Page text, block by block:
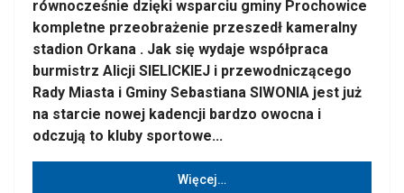
równocześnie dzięki wsparciu gminy Prochowice
kompletne przeobrażenie przeszedł kameralny
stadion Orkana . Jak się wydaje współpraca
burmistrz Alicji SIELICKIEJ i przewodniczącego
Rady Miasta i Gminy Sebastiana SIWONIA jest już
na starcie nowej kadencji bardzo owocna i
odczują to kluby sportowe...
Więcej…